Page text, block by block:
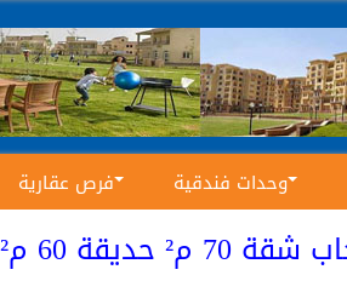
وحدات فندقية فرص عقارية